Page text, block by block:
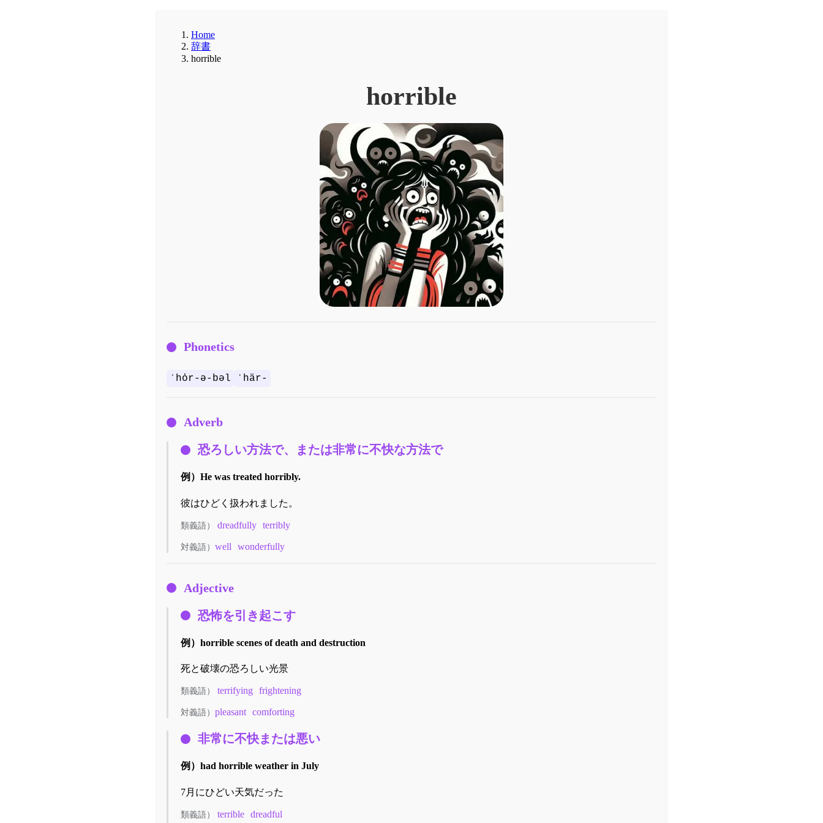
Home
辞書
horrible
horrible
Phonetics
ˈhȯr-ə-bəl ˈhär-
Adverb
恐ろしい方法で、または非常に不快な方法で
例） He was treated horribly.
彼はひどく扱われました。
類義語） dreadfully terribly
対義語） well wonderfully
Adjective
恐怖を引き起こす
例） horrible scenes of death and destruction
死と破壊の恐ろしい光景
類義語） terrifying frightening
対義語） pleasant comforting
非常に不快または悪い
例） had horrible weather in July
7月にひどい天気だった
類義語） terrible dreadful